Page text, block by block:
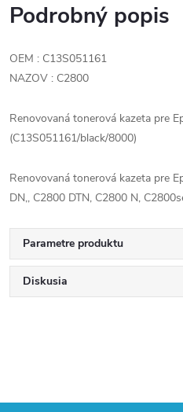
Podrobný popis
OEM : C13S051161
NAZOV : C2800
Renovovaná tonerová kazeta pre
(C13S051161/black/8000)
Renovovaná tonerová kazeta pre
DN,, C2800 DTN, C2800 N,
Parametre produktu
Diskusia